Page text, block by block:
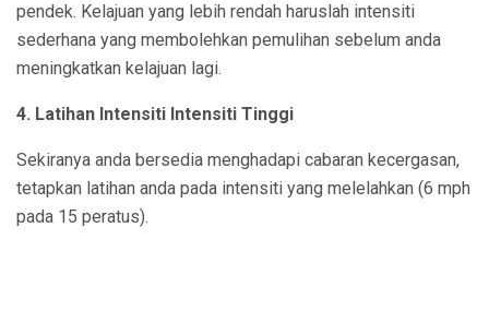
pendek. Kelajuan yang lebih rendah haruslah intensiti
sederhana yang membolehkan pemulihan sebelum anda
meningkatkan kelajuan lagi.
4. Latihan Intensiti Intensiti Tinggi
Sekiranya anda bersedia menghadapi cabaran kecergasan,
tetapkan latihan anda pada intensiti yang melelahkan (6 mph
pada 15 peratus).